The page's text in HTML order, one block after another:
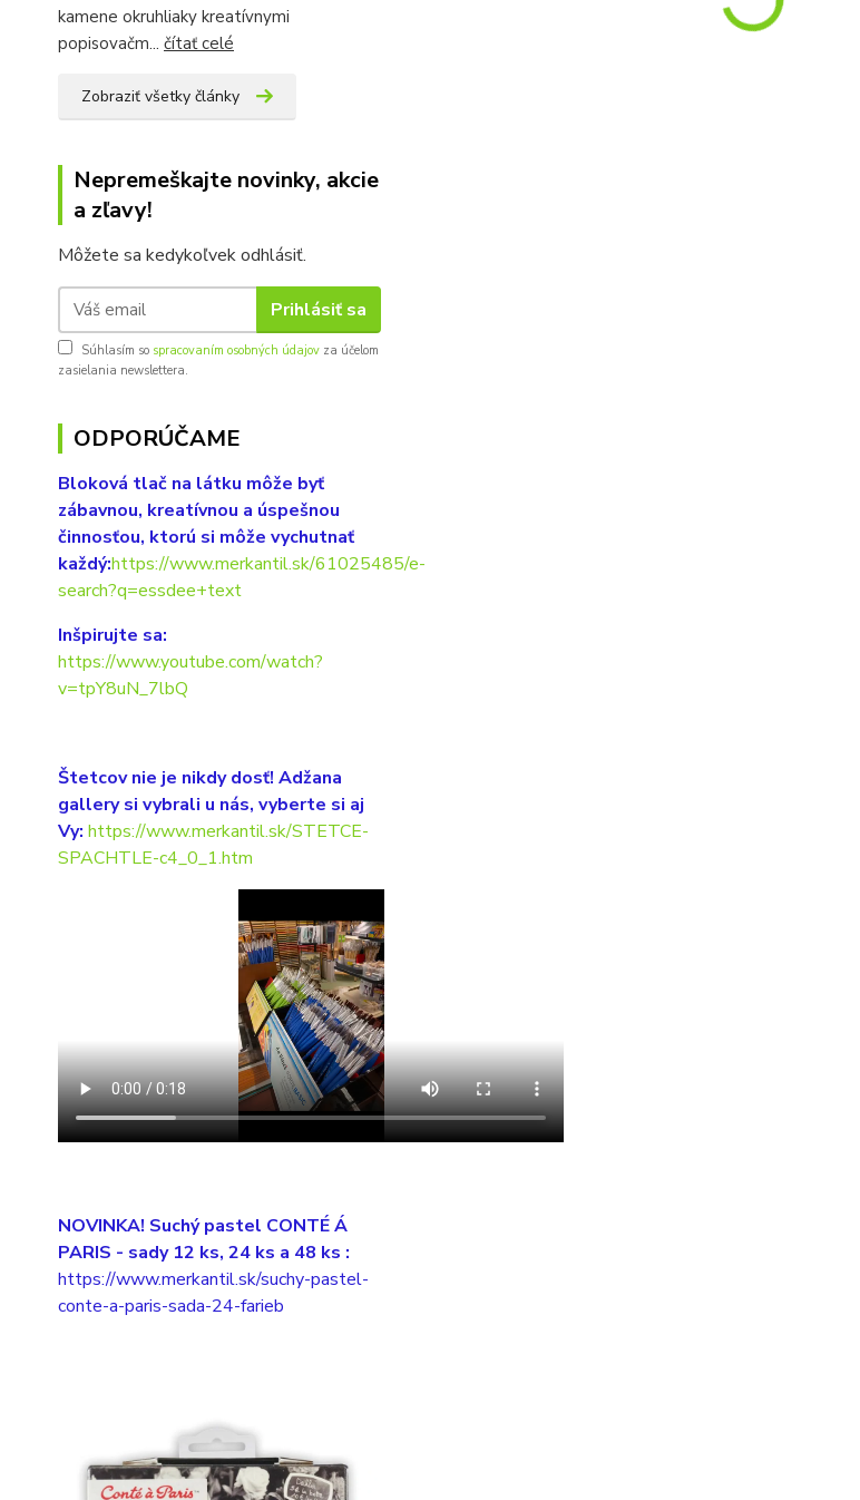
kamene okruhliaky kreatívnymi
popisovačm... čítať celé
Zobraziť všetky články
Nepremeškajte novinky, akcie
a zľavy!
Môžete sa kedykoľvek odhlásiť.
Prihlásiť sa
Súhlasím so spracovaním osobných údajov za účelom
zasielania newslettera.
ODPORÚČAME
Bloková tlač na látku môže byť
zábavnou, kreatívnou a úspešnou
činnosťou, ktorú si môže vychutnať
každý:https://www.merkantil.sk/61025485/e-
search?q=essdee+text
Inšpirujte sa:
https://www.youtube.com/watch?
v=tpY8uN_7lbQ
Štetcov nie je nikdy dosť! Adžana
gallery si vybrali u nás, vyberte si aj
Vy: https://www.merkantil.sk/STETCE-
SPACHTLE-c4_0_1.htm
NOVINKA! Suchý pastel CONTÉ Á
PARIS - sady 12 ks, 24 ks a 48 ks :
https://www.merkantil.sk/suchy-pastel-
conte-a-paris-sada-24-farieb